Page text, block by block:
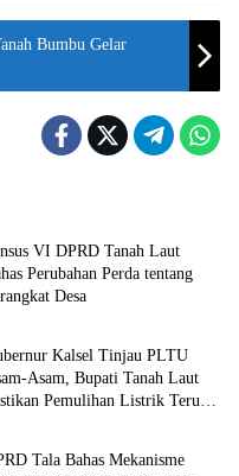
Bumbu Gelar
VI DPRD Tanah Laut
Perubahan Perda tentang
Desa
Tanah Laut
Kalsel Tinjau PLTU
Asam, Bupati Tanah Laut
Pemulihan Listrik Terus
Tanah Laut
Tala Bahas Mekanisme